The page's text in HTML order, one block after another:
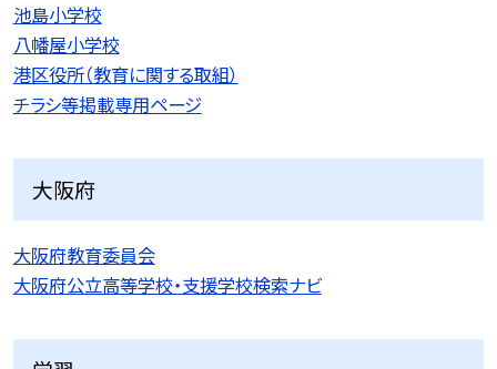
池島小学校
八幡屋小学校
港区役所（教育に関する取組）
チラシ等掲載専用ページ
大阪府
大阪府教育委員会
大阪府公立高等学校・支援学校検索ナビ